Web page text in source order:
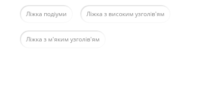
Ліжка подіуми Ліжка з високим узголів'ям
Ліжка з м'яким узголів'ям